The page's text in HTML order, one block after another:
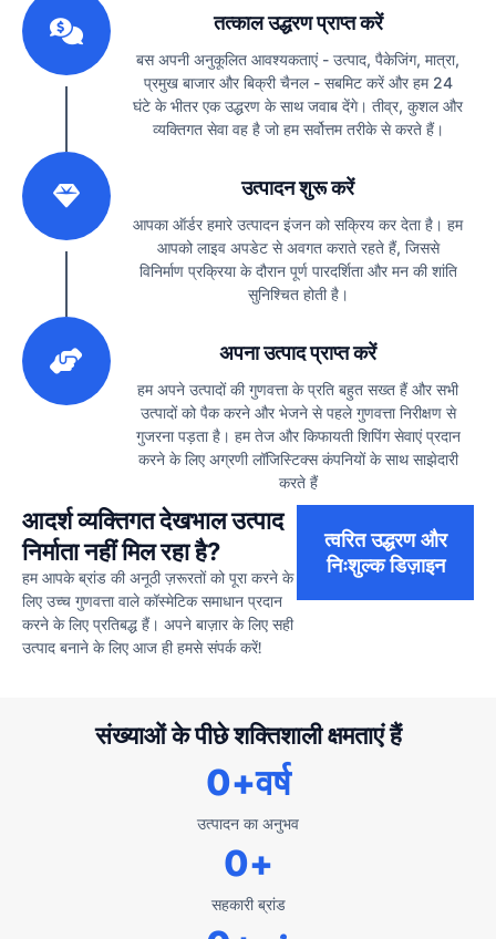
तत्काल उद्धरण प्राप्त करें
बस अपनी अनुकूलित आवश्यकताएं - उत्पाद, पैकेजिंग, मात्रा,
प्रमुख बाजार और बिक्री चैनल - सबमिट करें और हम 24
घंटे के भीतर एक उद्धरण के साथ जवाब देंगे। तीव्र, कुशल और
व्यक्तिगत सेवा वह है जो हम सर्वोत्तम तरीके से करते हैं।
उत्पादन शुरू करें
आपका ऑर्डर हमारे उत्पादन इंजन को सक्रिय कर देता है। हम
आपको लाइव अपडेट से अवगत कराते रहते हैं, जिससे
विनिर्माण प्रक्रिया के दौरान पूर्ण पारदर्शिता और मन की शांति
सुनिश्चित होती है।
अपना उत्पाद प्राप्त करें
हम अपने उत्पादों की गुणवत्ता के प्रति बहुत सख्त हैं और सभी
उत्पादों को पैक करने और भेजने से पहले गुणवत्ता निरीक्षण से
गुजरना पड़ता है। हम तेज और किफायती शिपिंग सेवाएं प्रदान
करने के लिए अग्रणी लॉजिस्टिक्स कंपनियों के साथ साझेदारी
करते हैं
आदर्श व्यक्तिगत देखभाल उत्पाद
निर्माता नहीं मिल रहा है?
हम आपके ब्रांड की अनूठी ज़रूरतों को पूरा करने के
लिए उच्च गुणवत्ता वाले कॉस्मेटिक समाधान प्रदान
करने के लिए प्रतिबद्ध हैं। अपने बाज़ार के लिए सही
उत्पाद बनाने के लिए आज ही हमसे संपर्क करें!
त्वरित उद्धरण और
निःशुल्क डिज़ाइन
संख्याओं के पीछे शक्तिशाली क्षमताएं हैं
उत्पादन का अनुभव
0+वर्ष
सहकारी ब्रांड
0+